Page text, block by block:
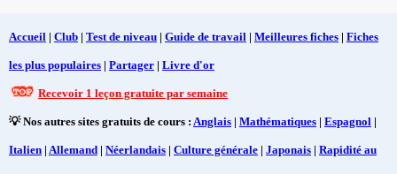
Accueil | Club | Test de niveau | Guide de travail | Meilleures fiches | Fiches
les plus populaires | Partager | Livre d'or
Recevoir 1 leçon gratuite par semaine
💡 Nos autres sites gratuits de cours : Anglais | Mathématiques | Espagnol |
Italien | Allemand | Néerlandais | Culture générale | Japonais | Rapidité au